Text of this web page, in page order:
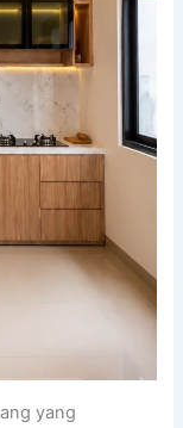
yang